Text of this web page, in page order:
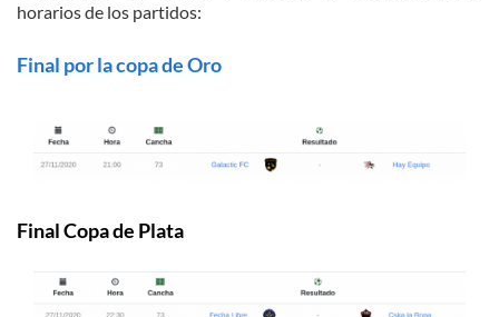
horarios de los partidos:
Final por la copa de Oro
Final Copa de Plata